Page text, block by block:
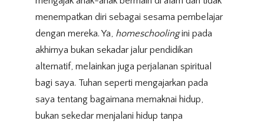
menempatkan diri sebagai sesama pembelajar
dengan mereka. Ya, homeschoolingini pada
akhirnya bukan sekadar jalur pendidikan
alternatif, melainkan juga perjalanan spiritual
bagi saya. Tuhan seperti mengajarkan pada
saya tentang bagaimana memaknai hidup,
bukan sekedar menjalani hidup tanpa